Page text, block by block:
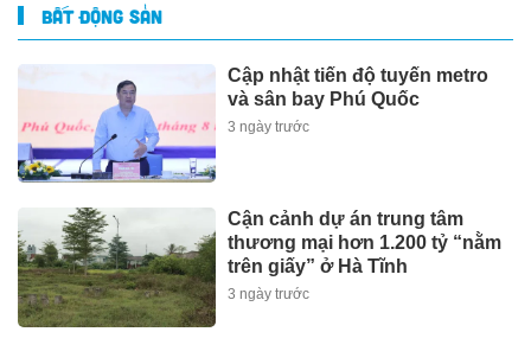
BẤT ĐỘNG SẢN
Cập nhật tiến độ tuyến metro
và sân bay Phú Quốc
3 ngày trước
Cận cảnh dự án trung tâm
thương mại hơn 1.200 tỷ “nằm
trên giấy” ở Hà Tĩnh
3 ngày trước